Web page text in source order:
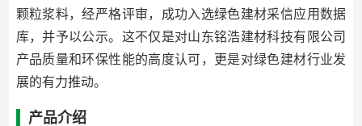
颗粒浆料，经严格评审，成功入选绿色建材采信应用数据
库，并予以公示。这不仅是对山东铭浩建材科技有限公司
产品质量和环保性能的高度认可，更是对绿色建材行业发
展的有力推动。
产品介绍